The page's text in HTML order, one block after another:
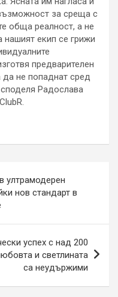
за среща с
обща реалност, а не
екип се грижи
предварителен
да не попаднат сред
Радослава
ултрамодерен
нов стандарт в
успех с над 200
и светлината
са неудържими